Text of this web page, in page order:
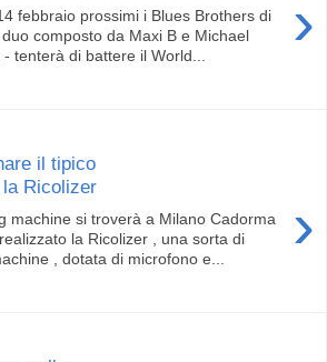
›
febbraio prossimi i Blues Brothers di
composto da Maxi B e Michael
tenterà di battere il World...
il tipico
Ricolizer
›
machine si troverà a Milano Cadorma
la Ricolizer , una sorta di
, dotata di microfono e...